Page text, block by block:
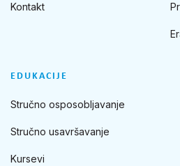
Kontakt
EDUKACIJE
Stručno osposobljavanje
Stručno usavršavanje
Kursevi